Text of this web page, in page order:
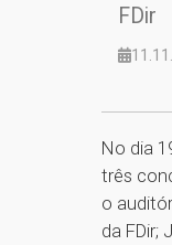
FDir
No dia
três
o
da FDir;